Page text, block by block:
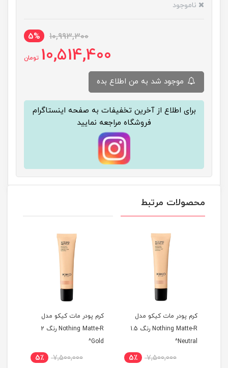
ناموجود
10,993,300
5%
10,514,400 تومان
برای اطلاع از آخرین تخفیفات به صفحه اینستاگرام
فروشگاه مراجعه نمایید
محصولات مرتبط
مات کیکو مدل
Nothing Matte-R رنگ 1.5
5٪
کرم پودر مات کیکو مدل
Nothing Matte-R رنگ 2
7,500,000 5٪
کرم پودر مات
7,500,000